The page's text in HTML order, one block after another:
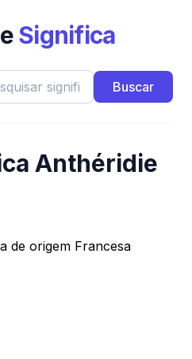
Significa
Buscar
Anthéridie
de origem Francesa